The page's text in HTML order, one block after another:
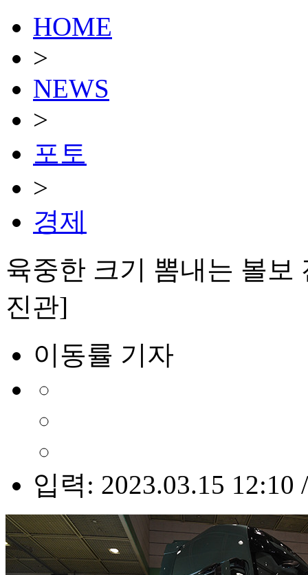
HOME
>
NEWS
>
포토
>
경제
육중한 크기 뽐내는 볼보
진관]
이동률 기자
입력: 2023.03.15 12:10